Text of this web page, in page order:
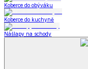
Koberce do obýváku
Koberce do kuchyně
Nášlapy na schody